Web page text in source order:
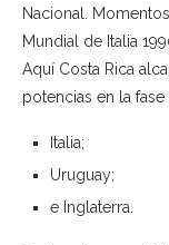
Nacional.
Mundial de Italia
Aquí Costa Rica
potencias en la
Italia;
Uruguay;
e Inglaterra.